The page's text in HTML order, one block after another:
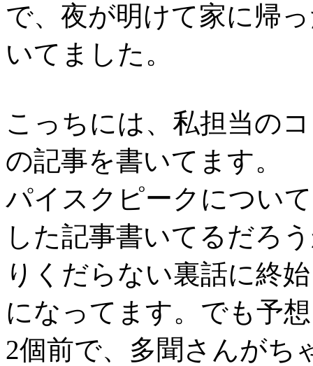
で、夜が明けて家に帰
いてました。
こっちには、私担当の
の記事を書いてます。
パイスクピークについ
した記事書いてるだろ
りくだらない裏話に終
になってます。でも予
2個前で、多聞さんがち